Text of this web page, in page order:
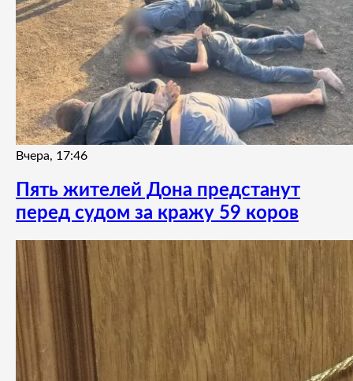
Вчера, 17:46
Пять жителей Дона предстанут
перед судом за кражу 59 коров